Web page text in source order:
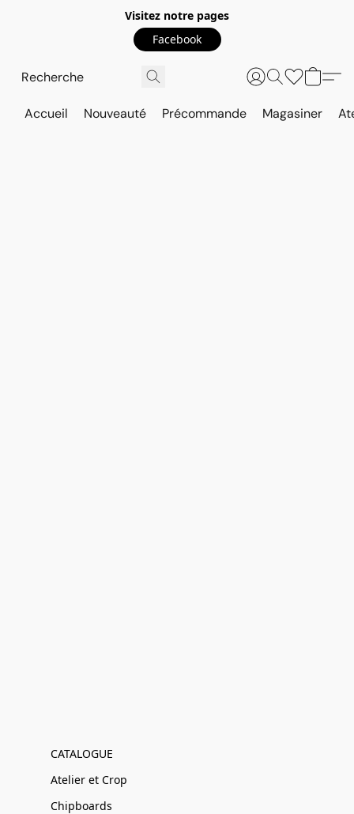
Visitez notre pages
Facebook
Accueil Nouveauté Précommande Magasiner
CATALOGUE
Atelier et Crop
Chipboards